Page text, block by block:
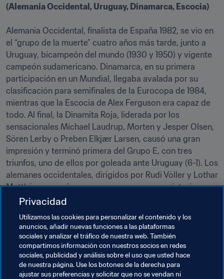
(Alemania Occidental, Uruguay, Dinamarca, Escocia)
Alemania Occidental, finalista de España 1982, se vio en
el “grupo de la muerte” cuatro años más tarde, junto a
Uruguay, bicampeón del mundo (1930 y 1950) y vigente
campeón sudamericano. Dinamarca, en su primera
participación en un Mundial, llegaba avalada por su
clasificación para semifinales de la Eurocopa de 1984,
mientras que la Escocia de Alex Ferguson era capaz de
todo. Al final, la Dinamita Roja, liderada por los
sensacionales Michael Laudrup, Morten y Jesper Olsen,
Sören Lerby o Preben Elkjær Larsen, causó una gran
impresión y terminó primera del Grupo E, con tres
triunfos, uno de ellos por goleada ante Uruguay (6-1). Los
alemanes occidentales, dirigidos por Rudi Völler y Lothar
Matthäus, pasarían por muy poco, con una victoria, un
empate y una derrota, aunque terminaron aupándose a
Privacidad
Utilizamos las cookies para personalizar el contenido y los
anuncios, añadir nuevas funciones a las plataformas
sociales y analizar el tráfico de nuestra web. También
compartimos información con nuestros socios en redes
sociales, publicidad y análisis sobre el uso que usted hace
de nuestra página. Use los botones de la derecha para
ajustar sus preferencias y solicitar que no se vendan ni